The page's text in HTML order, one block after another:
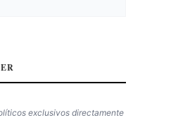
exclusivos directamente